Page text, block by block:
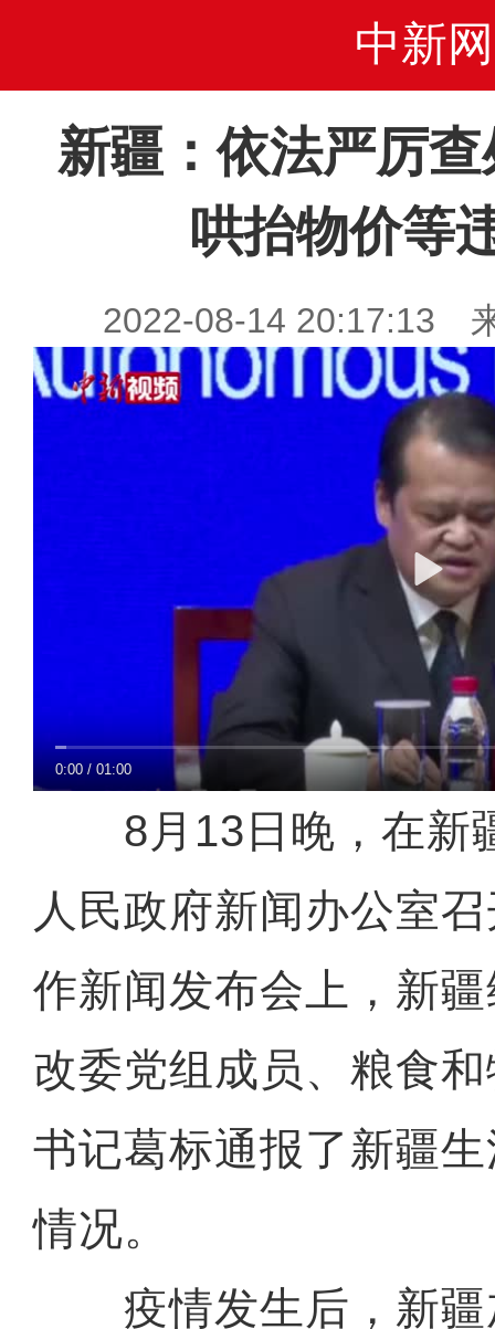
中新网
新疆：依法严厉
哄抬物价等
2022-08-14 20:17:13
0:00 /01:00
8月13日晚，在新
人民政府新闻办公室
作新闻发布会上，新
改委党组成员、粮食
书记葛标通报了新疆
情况。
疫情发生后，新疆